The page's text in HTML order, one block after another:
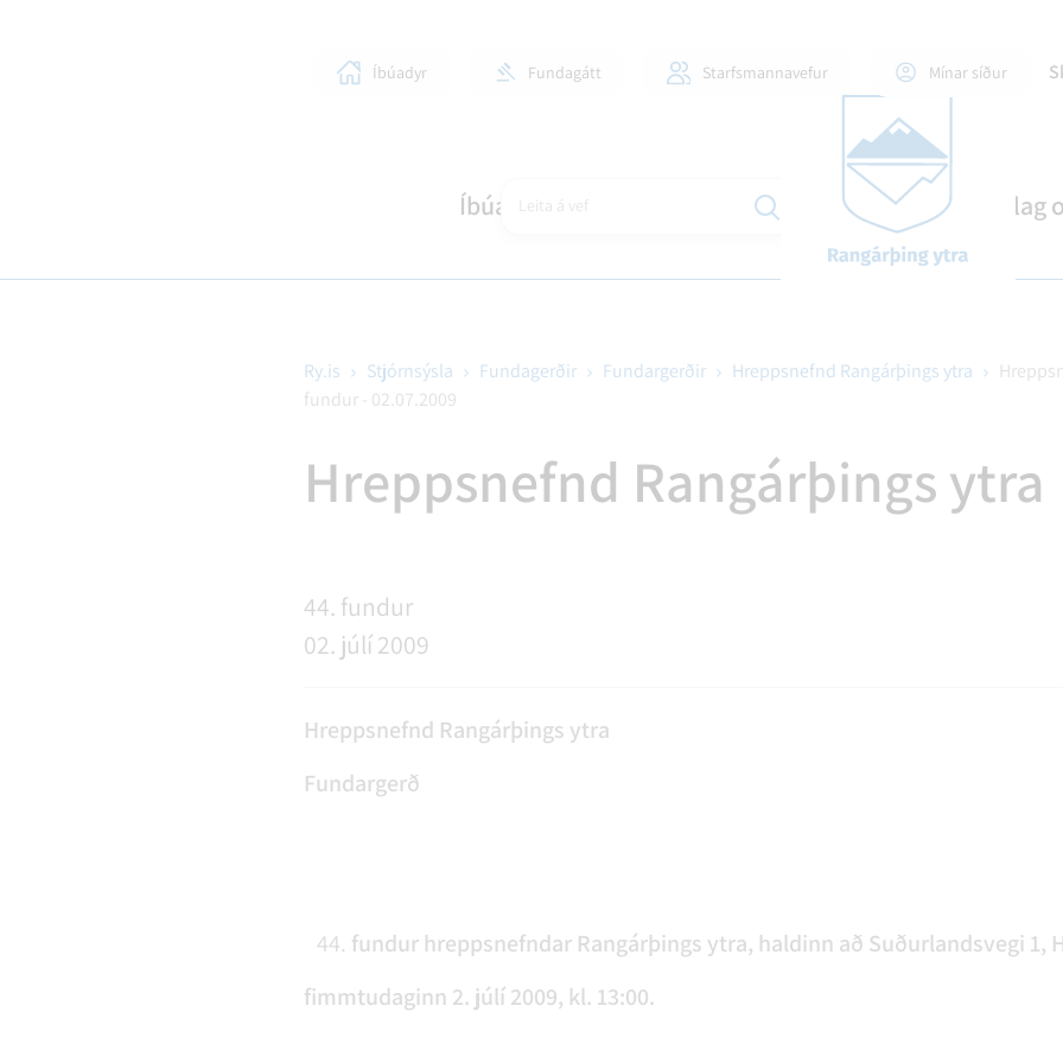
Leita á vef
Íbúar
LÍFIÐ Í RANGÁRÞINGI YTRA
Stjórnsýsla
STARFSFÓLK RANGÁRÞINGS YTRA
Skipulag
Íbúadyr Fundagátt Starfsmannavefur Mínar síður
Ry.is Stjórnsýsla Fundagerðir Fundargerðir Hreppsnefnd Rangárþings ytra
fundur - 02.07.2009
Hreppsnefnd Rangárþings ytra
44. fundur
02. júlí 2009
Hreppsnefnd Rangárþings ytra
Fundargerð
fundur hreppsnefndar Rangárþings ytra, haldinn að Suðurlandsvegi 1,
fimmtudaginn 2. júlí 2009, kl. 13:00.